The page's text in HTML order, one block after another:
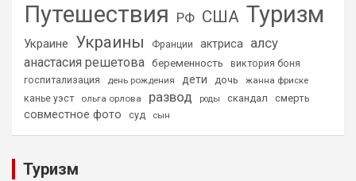
Путешествия РФ США Туризм
Украине Украины Франции актриса алсу
анастасия решетова беременность
виктория боня
госпитализация
день рождения дети дочь
жанна фриске
канье уэст
ольга орлова развод роды скандал смерть
совместное фото суд сын
Туризм